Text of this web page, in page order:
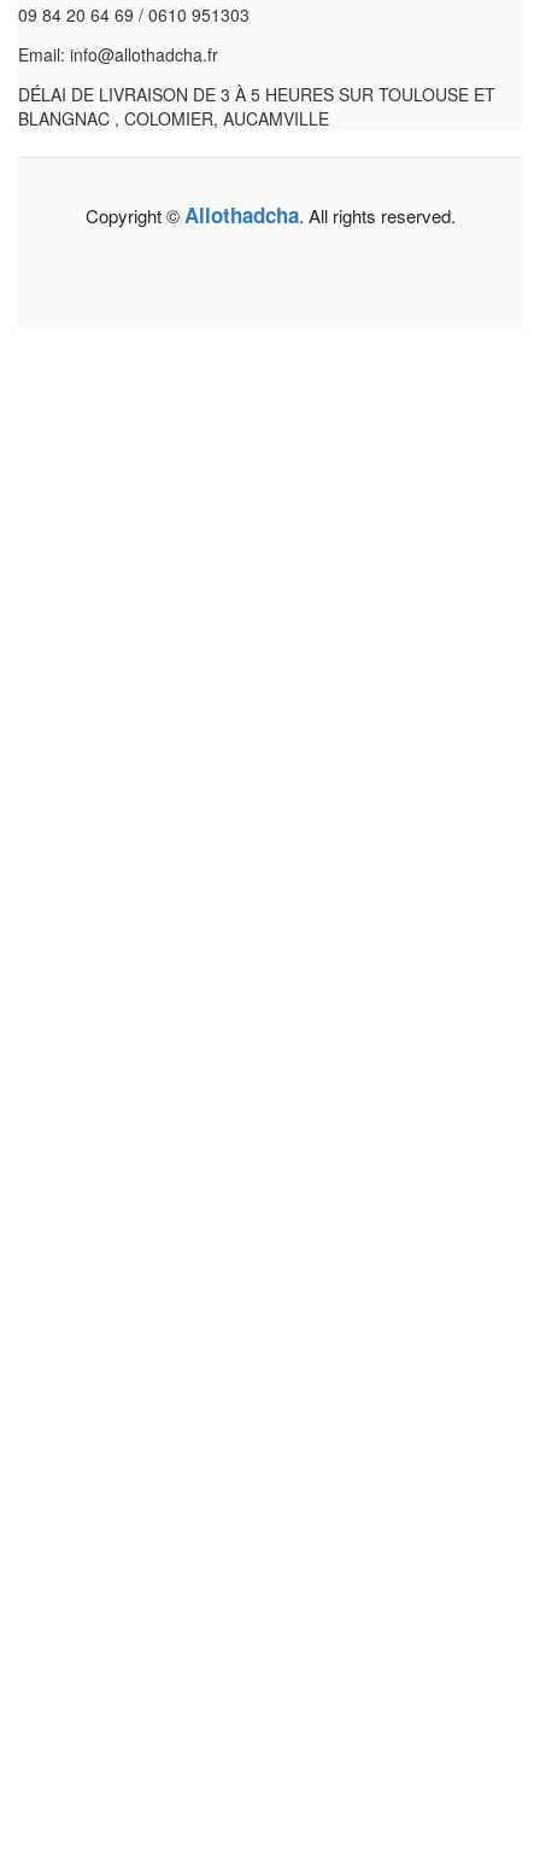
09 84 20 64 69 / 0610 951303
Email: info@allothadcha.fr
DÉLAI DE LIVRAISON DE 3 À 5 HEURES SUR TOULOUSE ET
BLANGNAC , COLOMIER, AUCAMVILLE
Copyright ©Allothadcha. All rights reserved.